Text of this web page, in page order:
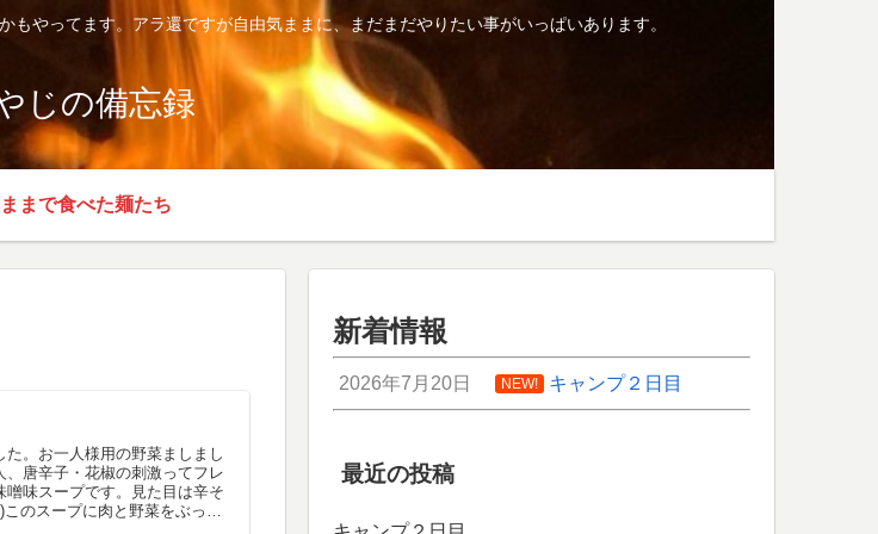
やってます。アラ還ですが自由気ままに、まだまだやりたい事がいっぱいあります。
じの備忘録
まで食べた麺たち
。お一人様用の野菜ましまし
唐辛子・花椒の刺激ってフレ
噌味スープです。見た目は辛そ
のスープに肉と野菜をぶっ込
新着情報
2026年7月20日 NEW! キャンプ２日目
最近の投稿